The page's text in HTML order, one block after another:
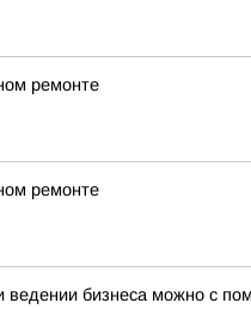
ремонте
ремонте
ведении бизнеса можно с